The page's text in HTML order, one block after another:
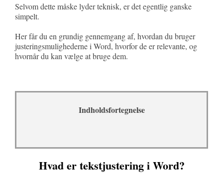
Selvom dette måske lyder teknisk, er det egentlig ganske
simpelt.
Her får du en grundig gennemgang af, hvordan du bruger
justeringsmulighederne i Word, hvorfor de er relevante, og
hvornår du kan vælge at bruge dem.
Indholdsfortegnelse
Hvad er tekstjustering i Word?